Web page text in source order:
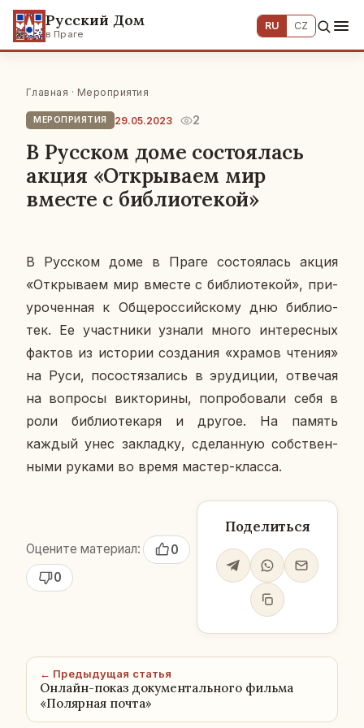
Русский Дом
в Праге
RU CZ
Главная · Мероприятия
МЕРОПРИЯТИЯ 29.05.2023 2
В Русском доме состоялась
акция «Открываем мир
вместе с библиотекой»
В Рус­ском доме в Праге со­сто­я­лась акция
«От­кры­ва­ем мир вместе с биб­лио­те­кой», при­
уро­чен­ная к Об­ще­рос­сий­ско­му дню биб­лио­
тек. Ее участ­ни­ки узнали много ин­те­рес­ных
фактов из ис­то­рии со­зда­ния «храмов чтения»
на Руси, по­со­стя­за­лись в эру­ди­ции, от­ве­чая
на во­про­сы вик­то­ри­ны, по­про­бо­ва­ли себя в
роли биб­лио­те­ка­ря и другое. На память
каждый унес за­клад­ку, сде­лан­ную соб­ствен­
ны­ми руками во время мастер-класса.
Оцените материал:
0
0
Поделиться
← Предыдущая статья
Онлайн-показ документального фильма
«Полярная почта»